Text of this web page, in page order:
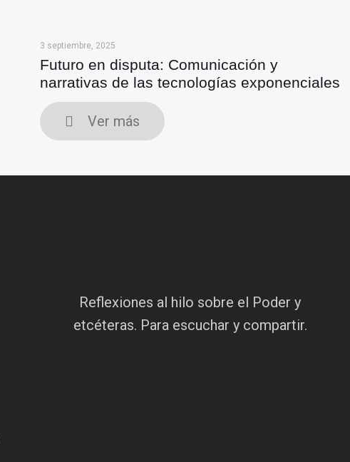
3 septiembre, 2025
Futuro en disputa: Comunicación y
narrativas de las tecnologías exponenciales
Ver más
Reflexiones al hilo sobre el Poder y
etcéteras. Para escuchar y compartir.